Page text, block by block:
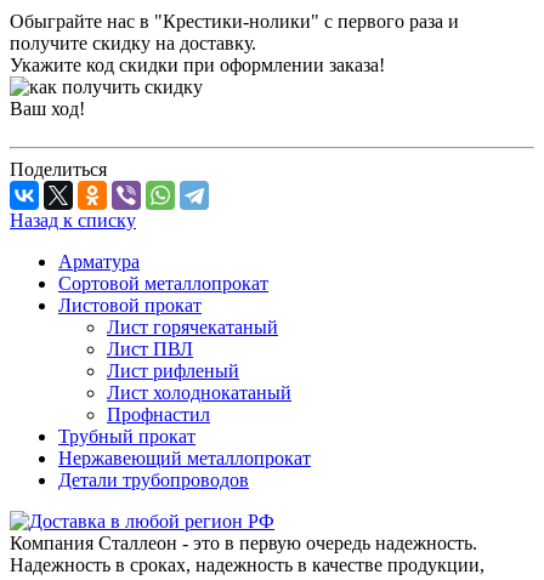
Обыграйте нас в "Крестики-нолики" с первого раза и
получите скидку на доставку.
Укажите код скидки при оформлении заказа!
Ваш ход!
Поделиться
Назад к списку
Арматура
Сортовой металлопрокат
Листовой прокат
Лист горячекатаный
Лист ПВЛ
Лист рифленый
Лист холоднокатаный
Профнастил
Трубный прокат
Нержавеющий металлопрокат
Детали трубопроводов
Компания Сталлеон - это в первую очередь надежность.
Надежность в сроках, надежность в качестве продукции,